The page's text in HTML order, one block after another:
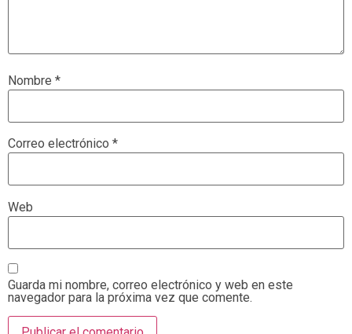
Nombre *
Correo electrónico *
Web
Guarda mi nombre, correo electrónico y web en este
navegador para la próxima vez que comente.